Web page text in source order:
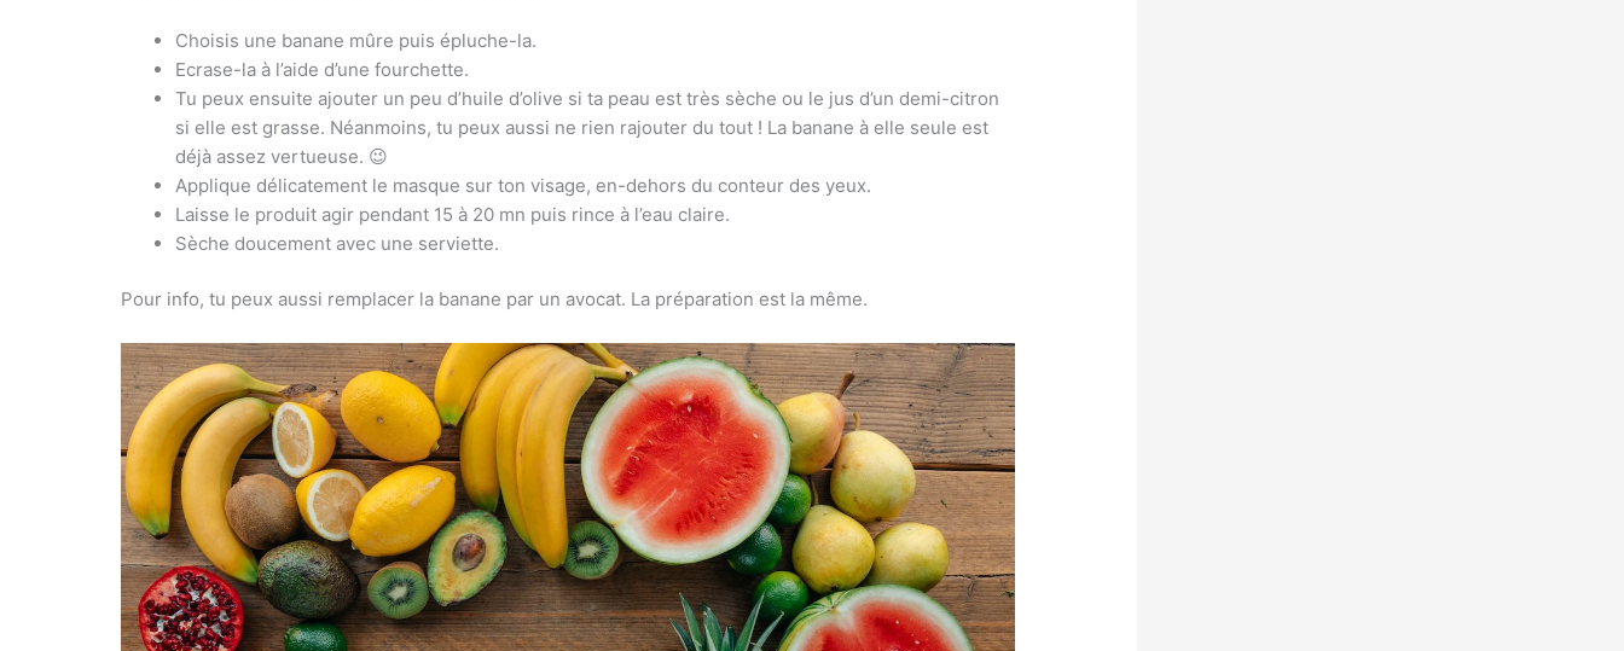
Choisis une banane mûre puis épluche-la.
Ecrase-la à l’aide d’une fourchette.
Tu peux ensuite ajouter un peu d’huile d’olive si ta peau est très sèche ou le jus d’un demi-citron
si elle est grasse. Néanmoins, tu peux aussi ne rien rajouter du tout ! La banane à elle seule est
déjà assez vertueuse. 😉
Applique délicatement le masque sur ton visage, en-dehors du conteur des yeux.
Laisse le produit agir pendant 15 à 20 mn puis rince à l’eau claire.
Sèche doucement avec une serviette.
Pour info, tu peux aussi remplacer la banane par un avocat. La préparation est la même.